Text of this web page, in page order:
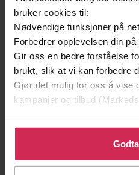
bruker cookies til:
Nødvendige funksjoner på
Forbedrer opplevelsen din
Gir oss en bedre forståelse
brukt, slik at vi kan forbedre
Gjør det mulig for oss å vise
kampanjer og tilbud
Klikk på «Godta alle» for å
bruke cookies for alle disse
tilpasse ditt samtykke til
399,-